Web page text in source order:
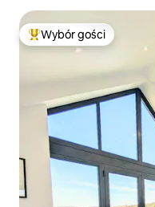
Najpopularniejsze z
Wybór gości